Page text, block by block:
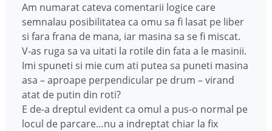
Am numarat cateva comentarii logice care
semnalau posibilitatea ca omu sa fi lasat pe liber
si fara frana de mana, iar masina sa se fi miscat.
V-as ruga sa va uitati la rotile din fata a le masinii.
Imi spuneti si mie cum ati putea sa puneti masina
asa – aproape perpendicular pe drum – virand
atat de putin din roti?
E de-a dreptul evident ca omul a pus-o normal pe
locul de parcare…nu a indreptat chiar la fix